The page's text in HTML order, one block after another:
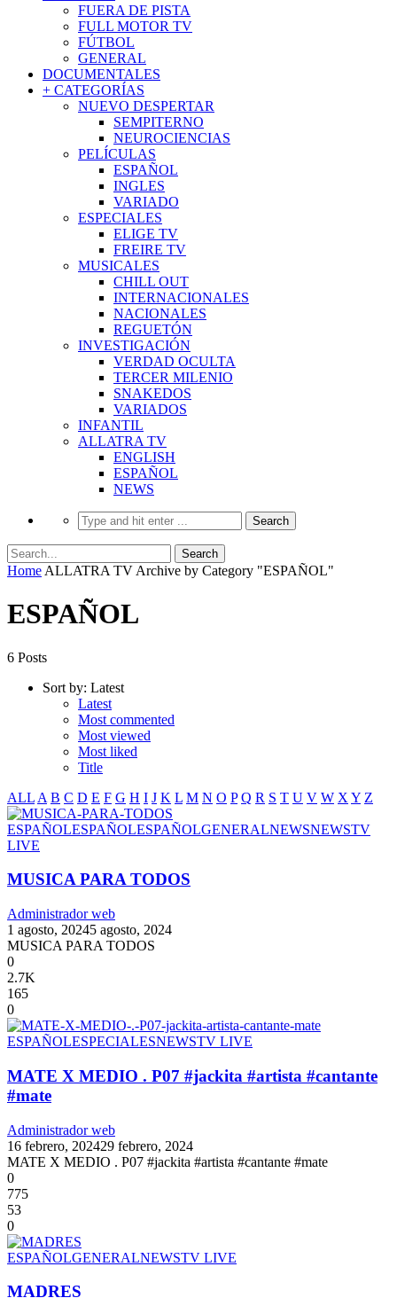
FUERA DE PISTA
FULL MOTOR TV
FÚTBOL
GENERAL
DOCUMENTALES
+ CATEGORÍAS
NUEVO DESPERTAR
SEMPITERNO
NEUROCIENCIAS
PELÍCULAS
ESPAÑOL
INGLES
VARIADO
ESPECIALES
ELIGE TV
FREIRE TV
MUSICALES
CHILL OUT
INTERNACIONALES
NACIONALES
REGUETÓN
INVESTIGACIÓN
VERDAD OCULTA
TERCER MILENIO
SNAKEDOS
VARIADOS
INFANTIL
ALLATRA TV
ENGLISH
ESPAÑOL
NEWS
Home ALLATRA TV Archive by Category "ESPAÑOL"
ESPAÑOL
6 Posts
Sort by: Latest
Latest
Most commented
Most viewed
Most liked
Title
ALL A B C D E F G H I J K L M N O P Q R S T U V W X Y Z
ESPAÑOLESPAÑOLESPAÑOLGENERALNEWSNEWSTV
LIVE
MUSICA PARA TODOS
Administrador web
1 agosto, 20245 agosto, 2024
MUSICA PARA TODOS
0
2.7K
165
0
ESPAÑOLESPECIALESNEWSTV LIVE
MATE X MEDIO . P07 #jackita #artista #cantante
#mate
Administrador web
16 febrero, 202429 febrero, 2024
MATE X MEDIO . P07 #jackita #artista #cantante #mate
0
775
53
0
ESPAÑOLGENERALNEWSTV LIVE
MADRES